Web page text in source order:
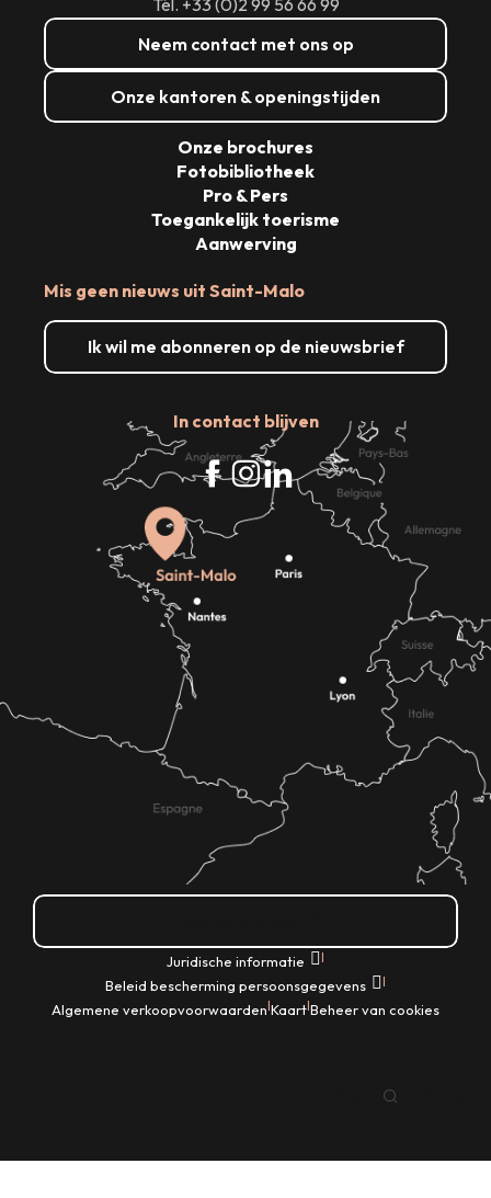
Neem contact met ons op
Onze kantoren & openingstijden
Mis geen nieuws uit Saint-Malo
Ik wil me abonneren op de nieuwsbrief
In contact blijven
Onze brochures
Fotobibliotheek
Pro & Pers
Toegankelijk toerisme
Aanwerving
Juridische informatie |
Beleid bescherming persoonsgegevens |
Algemene verkoopvoorwaarden|Kaart|Beheer van cookies